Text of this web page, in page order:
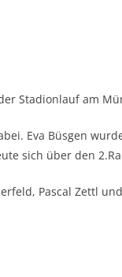
Stadionlauf am
Eva Büsgen
sich über den
Pascal Zettl